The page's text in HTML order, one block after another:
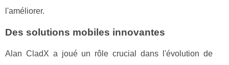
l'améliorer.
Des solutions mobiles innovantes
Alan CladX a joué un rôle crucial dans l'évolution de